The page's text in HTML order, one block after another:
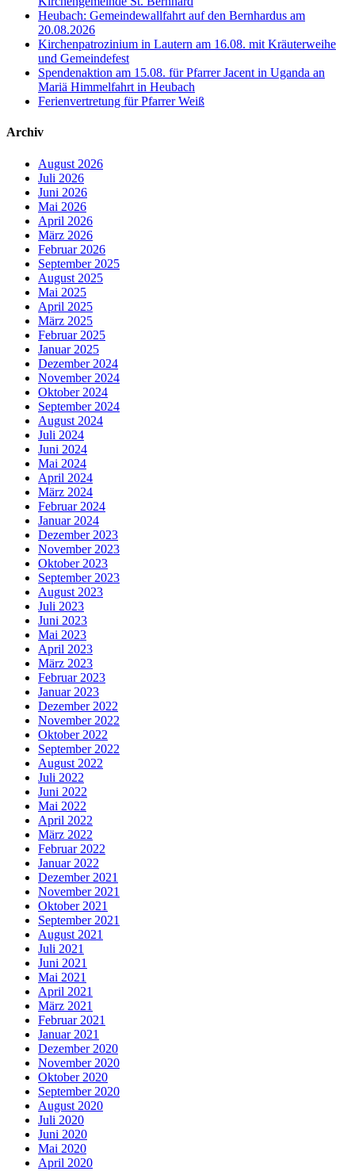
Heubach: Gemeindewallfahrt auf den Bernhardus am
20.08.2026
Kirchenpatrozinium in Lautern am 16.08. mit Kräuterweihe
und Gemeindefest
Spendenaktion am 15.08. für Pfarrer Jacent in Uganda an
Mariä Himmelfahrt in Heubach
Ferienvertretung für Pfarrer Weiß
Archiv
August 2026
Juli 2026
Juni 2026
Mai 2026
April 2026
März 2026
Februar 2026
September 2025
August 2025
Mai 2025
April 2025
März 2025
Februar 2025
Januar 2025
Dezember 2024
November 2024
Oktober 2024
September 2024
August 2024
Juli 2024
Juni 2024
Mai 2024
April 2024
März 2024
Februar 2024
Januar 2024
Dezember 2023
November 2023
Oktober 2023
September 2023
August 2023
Juli 2023
Juni 2023
Mai 2023
April 2023
März 2023
Februar 2023
Januar 2023
Dezember 2022
November 2022
Oktober 2022
September 2022
August 2022
Juli 2022
Juni 2022
Mai 2022
April 2022
März 2022
Februar 2022
Januar 2022
Dezember 2021
November 2021
Oktober 2021
September 2021
August 2021
Juli 2021
Juni 2021
Mai 2021
April 2021
März 2021
Februar 2021
Januar 2021
Dezember 2020
November 2020
Oktober 2020
September 2020
August 2020
Juli 2020
Juni 2020
Mai 2020
April 2020